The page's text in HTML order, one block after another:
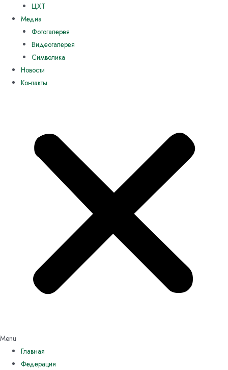
ЦХТ
Медиа
Фотогалерея
Видеогалерея
Символика
Новости
Контакты
Menu
Главная
Федерация